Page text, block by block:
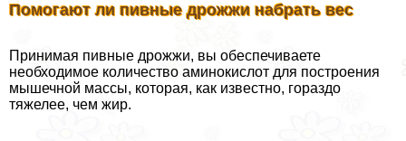
Помогают ли пивные дрожжи набрать вес
Принимая пивные дрожжи, вы обеспечиваете
необходимое количество аминокислот для построения
мышечной массы, которая, как известно, гораздо
тяжелее, чем жир.